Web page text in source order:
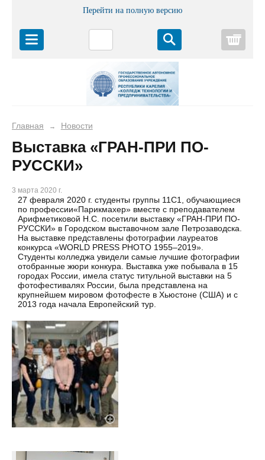
Перейти на полную версию
Главная → Новости
Выставка «ГРАН-ПРИ ПО-
РУССКИ»
3 марта 2020 г.
27 февраля 2020 г. студенты группы 11С1, обучающиеся
по профессии«Парикмахер» вместе с преподавателем
Арифметиковой Н.С. посетили выставку «ГРАН-ПРИ ПО-
РУССКИ» в Городском выставочном зале Петрозаводска.
На выставке представлены фотографии лауреатов
конкурса «WORLD PRESS PHOTO 1955–2019».
Студенты колледжа увидели самые лучшие фотографии
отобранные жюри конкура. Выставка уже побывала в 15
городах России, имела статус титульной выставки на 5
фотофестивалях России, была представлена на
крупнейшем мировом фотофесте в Хьюстоне (США) и с
2013 года начала Европейский тур.